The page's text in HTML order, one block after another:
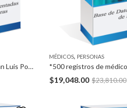
* Empresas en los Estados de San Luis Potosí, Aguascalientes, Guanajuato, Baja California Norte.
MÉDICOS, PERSONAS
$19,048.00 $23,810.00